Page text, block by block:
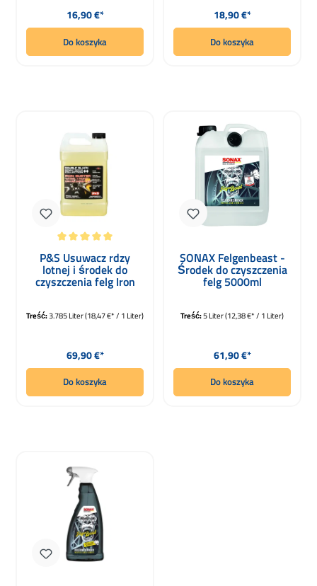
Cena regularna:
16,90 €*
Do koszyka
Cena regularna:
18,90 €*
Do koszyka
P&S Usuwacz rdzy
lotnej i środek do
czyszczenia felg Iron
Buster 3785ml
Treść:3.785 Liter(18,47 €* / 1 Liter)
Cena regularna:
69,90 €*
Do koszyka
SONAX Felgenbeast -
Środek do czyszczenia
felg 5000ml
Treść:5 Liter(12,38 €* / 1 Liter)
Cena regularna:
61,90 €*
Do koszyka